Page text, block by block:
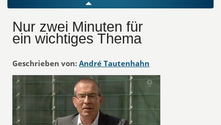
Nur zwei Minuten für
ein wichtiges Thema
Geschrieben von: André Tautenhahn